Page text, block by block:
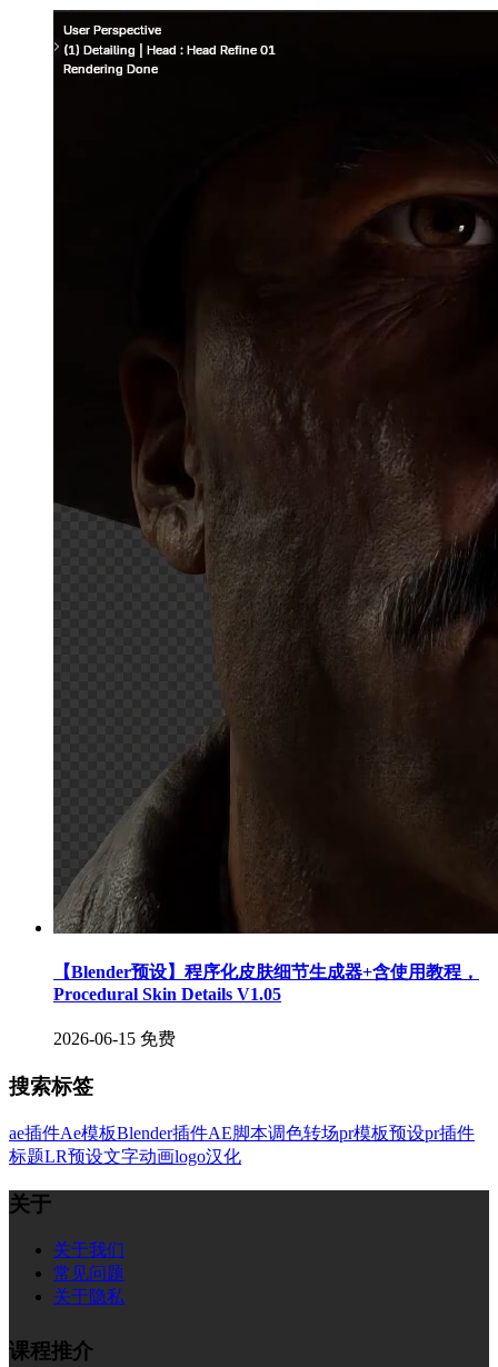
【Blender预设】程序化皮肤细节生成器+含使用教程，
Procedural Skin Details V1.05
2026-06-15 免费
搜索标签
ae插件Ae模板Blender插件AE脚本调色转场pr模板预设pr插件
标题LR预设文字动画logo汉化
关于
关于我们
常见问题
关于隐私
课程推介